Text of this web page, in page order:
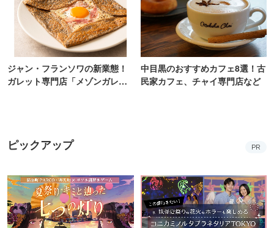
ジャン・フランソワの新業態！
ガレット専門店「メゾンガレッ
中目黒のおすすめカフェ8選！古
民家カフェ、チャイ専門店など
ピックアップ PR